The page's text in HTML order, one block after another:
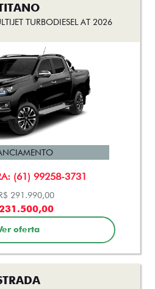
1.3 AT FLEX 2026
(61) 99258-3731
111.990,00
oferta
1.3 MT FLEX 2026
(61) 99258-3731
103.990,00
99.990,00
oferta